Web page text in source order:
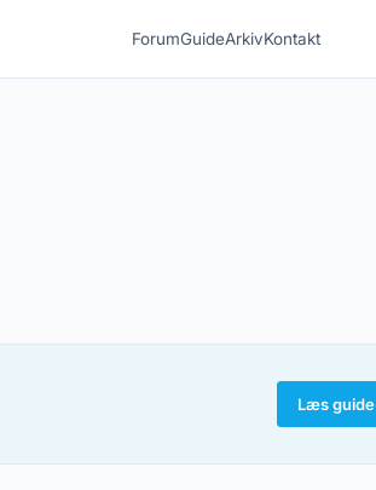
ForumGuideArkivKontakt
Læs guide